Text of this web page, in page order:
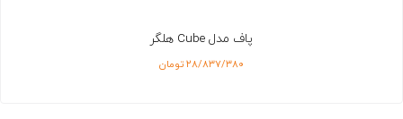
پاف مدل Cube هلگر
۲۸/۸۳۷/۳۸۰ تومان